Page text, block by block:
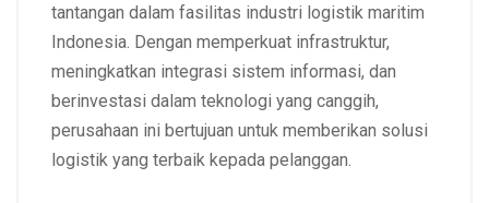
tantangan dalam fasilitas industri logistik maritim
Indonesia. Dengan memperkuat infrastruktur,
meningkatkan integrasi sistem informasi, dan
berinvestasi dalam teknologi yang canggih,
perusahaan ini bertujuan untuk memberikan solusi
logistik yang terbaik kepada pelanggan.